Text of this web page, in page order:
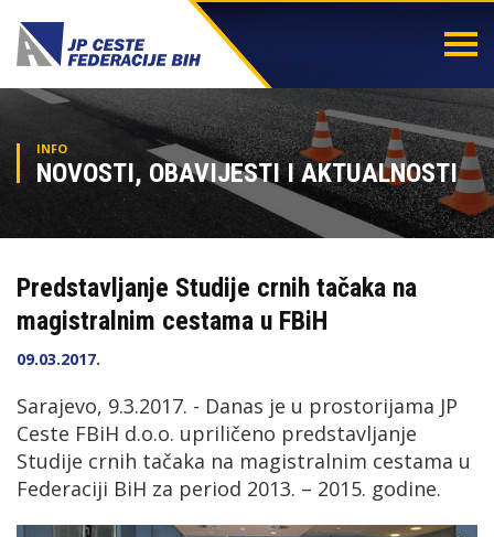
INFO
NOVOSTI, OBAVIJESTI I AKTUALNOSTI
Predstavljanje Studije crnih tačaka na
magistralnim cestama u FBiH
09.03.2017.
Sarajevo, 9.3.2017. - Danas je u prostorijama JP
Ceste FBiH d.o.o. upriličeno predstavljanje
Studije crnih tačaka na magistralnim cestama u
Federaciji BiH za period 2013. – 2015. godine.